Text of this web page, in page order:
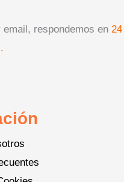
respondemos en 24